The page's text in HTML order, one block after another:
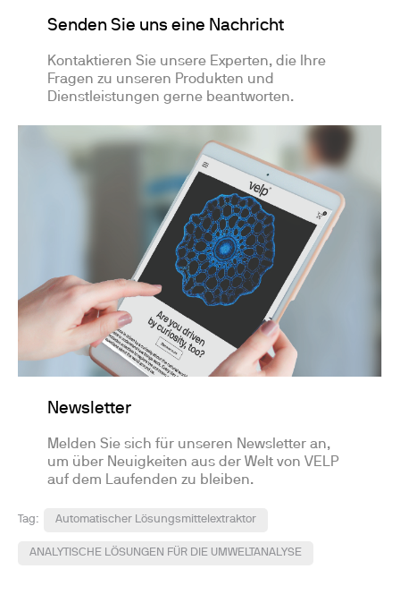
Senden Sie uns eine Nachricht
Kontaktieren Sie unsere Experten, die Ihre
Fragen zu unseren Produkten und
Dienstleistungen gerne beantworten.
Newsletter
Melden Sie sich für unseren Newsletter an,
um über Neuigkeiten aus der Welt von VELP
auf dem Laufenden zu bleiben.
Tag: Automatischer Lösungsmittelextraktor
ANALYTISCHE LÖSUNGEN FÜR DIE UMWELTANALYSE